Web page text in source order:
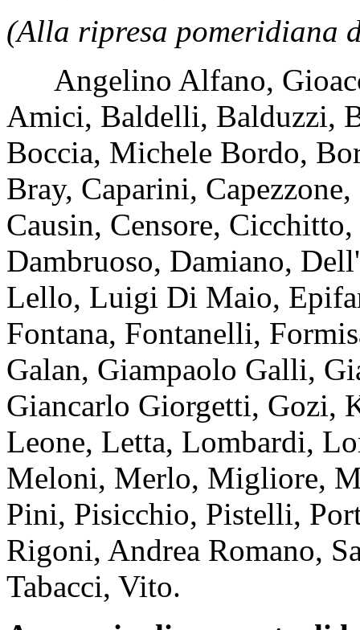
(Alla ripresa pomeridiana
Angelino Alfano,
Amici, Baldelli, Balduzzi,
Boccia, Michele Bordo,
Bray, Caparini,
Causin, Censore,
Dambruoso, Damiano,
Lello, Luigi Di Maio,
Fontana, Fontanelli,
Galan, Giampaolo Galli,
Giancarlo Giorgetti, Gozi,
Leone, Letta, Lombardi,
Meloni, Merlo, Migliore,
Pini, Pisicchio, Pistelli,
Rigoni, Andrea Romano,
Tabacci, Vito.